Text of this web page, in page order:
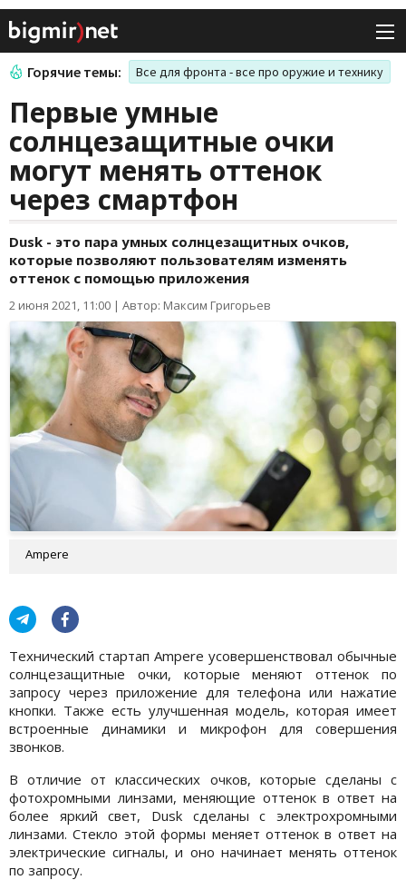
Горячие темы: Все для фронта - все про оружие и технику
Первые умные
солнцезащитные очки
могут менять оттенок
через смартфон
Dusk - это пара умных солнцезащитных очков,
которые позволяют пользователям изменять
оттенок с помощью приложения
2 июня 2021, 11:00 | Автор: Максим Григорьев
Ampere
Технический стартап Ampere усовершенствовал обычные
солнцезащитные очки, которые меняют оттенок по
запросу через приложение для телефона или нажатие
кнопки. Также есть улучшенная модель, которая имеет
встроенные динамики и микрофон для совершения
звонков.
В отличие от классических очков, которые сделаны с
фотохромными линзами, меняющие оттенок в ответ на
более яркий свет, Dusk сделаны с электрохромными
линзами. Стекло этой формы меняет оттенок в ответ на
электрические сигналы, и оно начинает менять оттенок
по запросу.